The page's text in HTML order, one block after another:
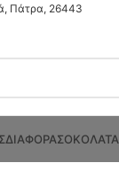
Πάτρα, 26443
ΔΙΑΦΟΡΑΣΟΚΟΛΑΤΑ